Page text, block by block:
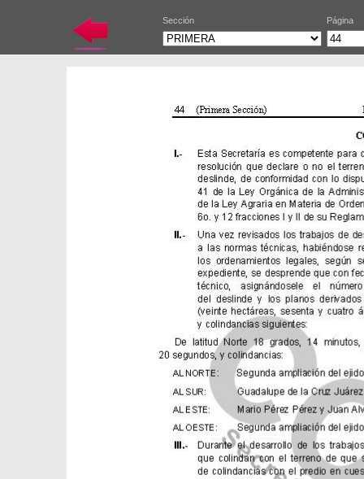
Sección Página